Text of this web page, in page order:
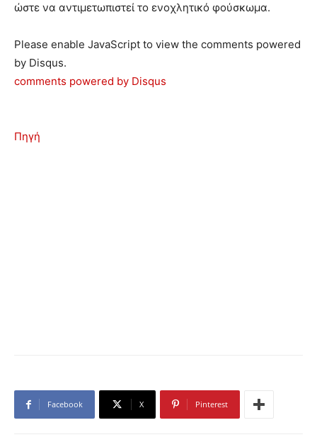
ώστε να αντιμετωπιστεί το ενοχλητικό φούσκωμα.
Please enable JavaScript to view the comments powered
by Disqus.
comments powered by Disqus
Πηγή
Facebook X Pinterest